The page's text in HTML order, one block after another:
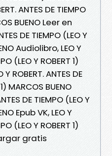
ANTES DE TIEMPO
BUENO Leer en
DE TIEMPO (LEO Y
Audiolibro, LEO Y
(LEO Y ROBERT 1)
Y ROBERT. ANTES DE
MARCOS BUENO
DE TIEMPO (LEO Y
Epub VK, LEO Y
(LEO Y ROBERT 1)
gratis